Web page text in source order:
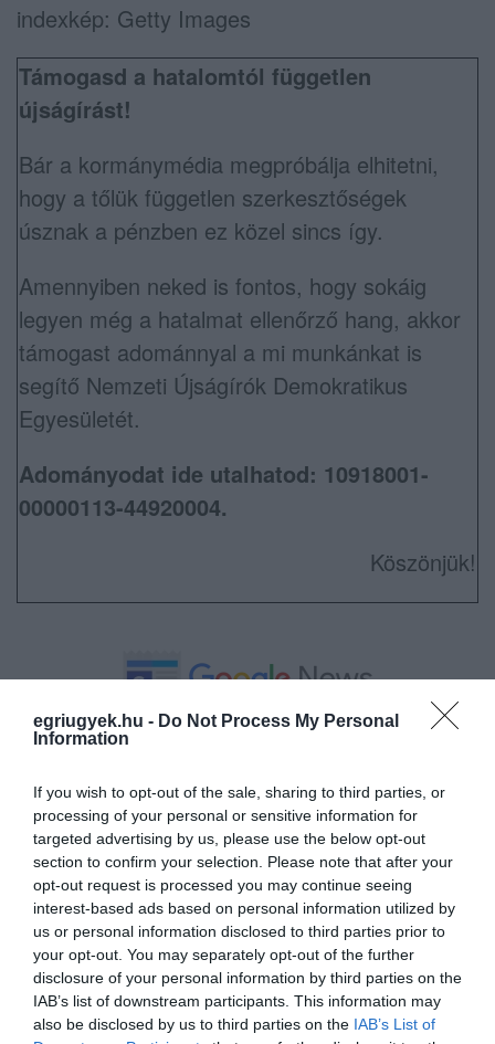
egriugyek.hu - Do Not Process My Personal
Information
If you wish to opt-out of the sale, sharing to third parties, or
processing of your personal or sensitive information for
targeted advertising by us, please use the below opt-out
section to confirm your selection. Please note that after your
opt-out request is processed you may continue seeing
interest-based ads based on personal information utilized by
us or personal information disclosed to third parties prior to
your opt-out. You may separately opt-out of the further
disclosure of your personal information by third parties on the
IAB’s list of downstream participants. This information may
also be disclosed by us to third parties on the IAB’s List of
indexkép: Getty Images
Támogasd a hatalomtól független
újságírást!
Bár a kormánymédia megpróbálja elhitetni,
hogy a tőlük független szerkesztőségek
úsznak a pénzben ez közel sincs így.
Amennyiben neked is fontos, hogy sokáig
legyen még a hatalmat ellenőrző hang, akkor
támogast adománnyal a mi munkánkat is
segítő Nemzeti Újságírók Demokratikus
Egyesületét.
Adományodat ide utalhatod: 10918001-
00000113-44920004.
Köszönjük!
Ne maradjon le a legfrissebb hírekről, kövessen
VISSZA A FŐOLDALRA
Legfrissebb híreink